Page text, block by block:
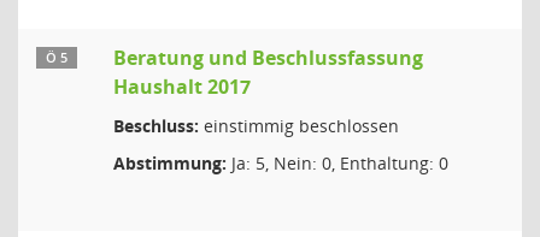
Ö 5
Beratung und Beschlussfassung
Haushalt 2017
Beschluss: einstimmig beschlossen
Abstimmung: Ja: 5, Nein: 0, Enthaltung: 0